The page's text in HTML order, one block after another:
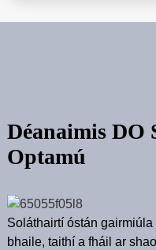
Déanaimis DO
Optamú
Soláthairtí óstán gairmiúla
bhaile, taithí a fháil ar shaol